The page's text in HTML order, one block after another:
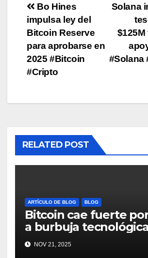
Post
navigation
Solana
#Solana
Bo Hines
impulsa ley del
Bitcoin Reserve
para aprobarse en
2025 #Bitcoin
#Cripto
RELATED POST
ARTÍCULO DE BLOG BLOG
Bitcoin cae fuerte
a burbuja
nervios en AI #crypto
#Bitcoin
NOV 21, 2025